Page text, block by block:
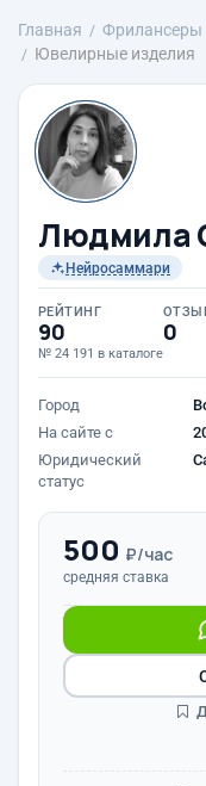
Главная Фрилансеры
Ювелирные изделия
Людмила
Нейросаммари
РЕЙТИНГ
90
№ 24 191 в каталоге
0
Город
На сайте с
Юридический
статус
500 ₽/час
средняя ставка